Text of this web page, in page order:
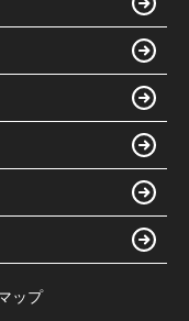
ップ